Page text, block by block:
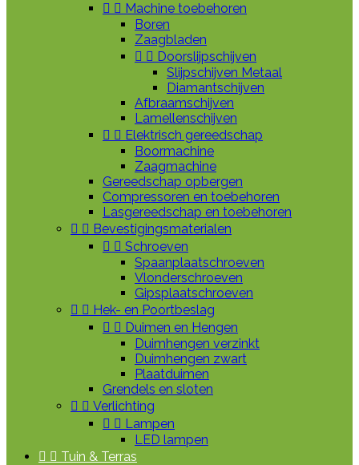
  Machine toebehoren
Boren
Zaagbladen
  Doorslijpschijven
Slijpschijven Metaal
Diamantschijven
Afbraamschijven
Lamellenschijven
  Elektrisch gereedschap
Boormachine
Zaagmachine
Gereedschap opbergen
Compressoren en toebehoren
Lasgereedschap en toebehoren
  Bevestigingsmaterialen
  Schroeven
Spaanplaatschroeven
Vlonderschroeven
Gipsplaatschroeven
  Hek- en Poortbeslag
  Duimen en Hengen
Duimhengen verzinkt
Duimhengen zwart
Plaatduimen
Grendels en sloten
  Verlichting
  Lampen
LED lampen
  Tuin & Terras